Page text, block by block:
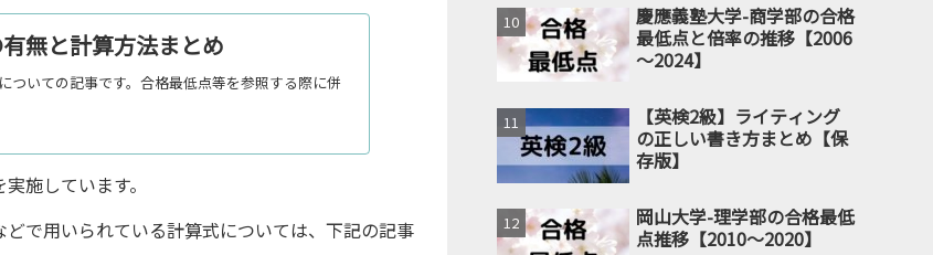
無と計算方法まとめ
ついての記事です。合格最低点等を参照する際に併
施しています。
で用いられている計算式については、下記の記事
慶應義塾大学-商学部の合格
最低点と倍率の推移【2006
～2024】
【英検2級】ライティング
の正しい書き方まとめ【保
存版】
岡山大学-理学部の合格最低
点推移【2010～2020】